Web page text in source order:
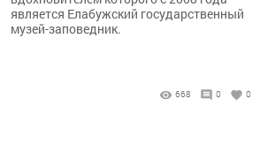
является Елабужский государственный
музей-заповедник.
668 0 0